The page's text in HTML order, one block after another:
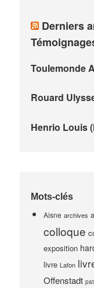
Derniers
Toulemonde
Rouard
Henrio Louis
Mots-clés
Aisne archives
colloque
exposition
livre Lafon
Offenstadt